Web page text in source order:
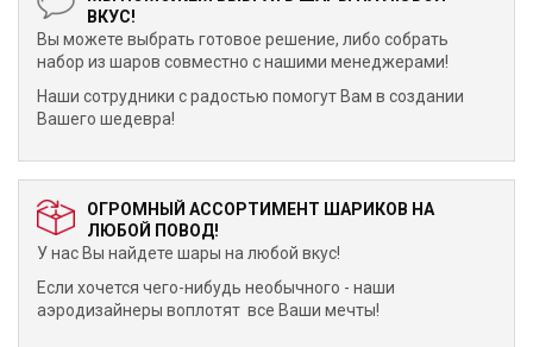
ВКУС!
Вы можете выбрать готовое решение, либо собрать
набор из шаров совместно с нашими менеджерами!
Наши сотрудники с радостью помогут Вам в создании
Вашего шедевра!
ОГРОМНЫЙ АССОРТИМЕНТ ШАРИКОВ НА
ЛЮБОЙ ПОВОД!
У нас Вы найдете шары на любой вкус!
Если хочется чего-нибудь необычного - наши
аэродизайнеры воплотят все Ваши мечты!